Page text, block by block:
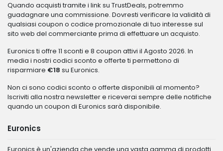
Quando acquisti tramite i link su TrustDeals, potremmo
guadagnare una commissione. Dovresti verificare la validità di
qualsiasi coupon o codice promozionale di tuo interesse sul
sito web del commerciante prima di effettuare un acquisto.
Euronics ti offre 11 sconti e 8 coupon attivi il Agosto 2026. In
media i nostri codici sconto e offerte ti permettono di
risparmiare €18 su Euronics.
Non ci sono codici sconto o offerte disponibili al momento?
Iscriviti alla nostra newsletter e riceverai sempre delle notifiche
quando un coupon di Euronics sarà disponibile.
Euronics